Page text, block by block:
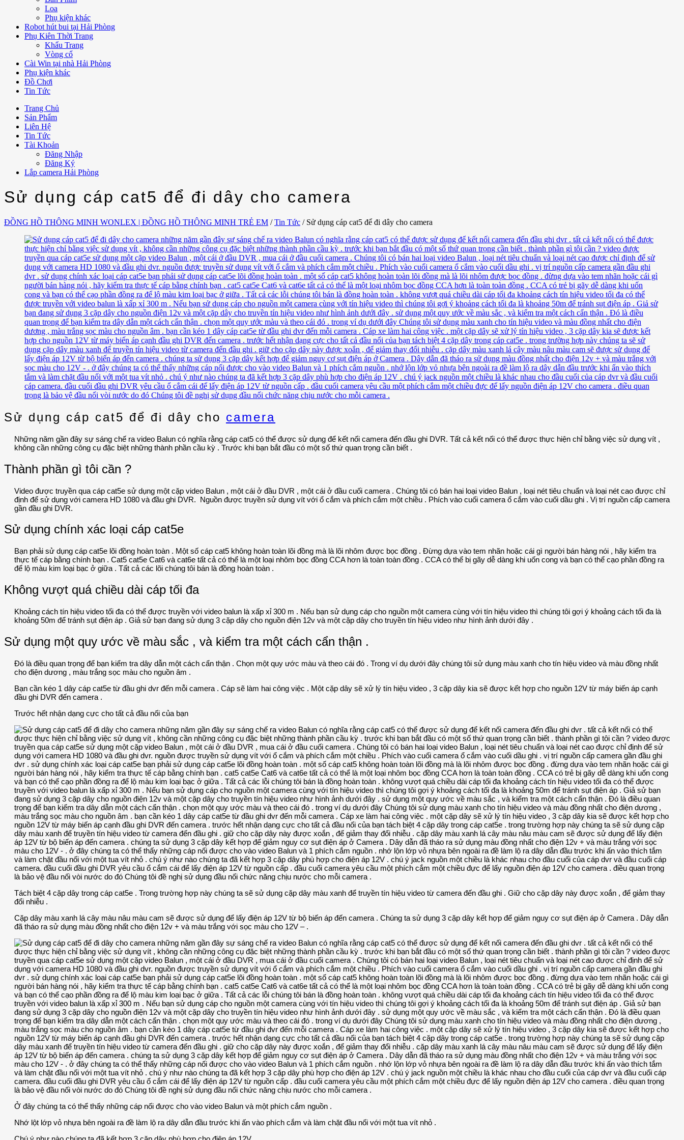
Loa
Phụ kiện khác
Robot hút bui tại Hải Phòng
Phụ Kiên Thời Trang
Khẩu Trang
Vòng cổ
Cài Win tại nhà Hải Phòng
Phụ kiện khác
Đồ Chơi
Tin Tức
Trang Chủ
Sản Phẩm
Liên Hệ
Tin Tức
Tài Khoản
Đăng Nhập
Đăng Ký
Lắp camera Hải Phòng
Sử dụng cáp cat5 để đi dây cho camera
ĐỒNG HỒ THÔNG MINH WONLEX | ĐỒNG HỒ THÔNG MINH TRẺ EM / Tin Tức / Sử dụng cáp cat5 để đi dây cho camera
Sử dụng cáp cat5 để đi dây cho camera
Những năm gần đây sự sáng chế ra video Balun có nghĩa rằng cáp cat5 có thể được sử dụng để kết nối camera đến đầu ghi DVR. Tất cả kết nối có thể được thực hiện chỉ bằng việc sử dụng vít ,
không cần những công cụ đặc biệt những thành phần cầu kỳ . Trước khi bạn bắt đầu có một số thứ quan trọng cần biết .
Thành phần gì tôi cần ?
Video được truyền qua cáp cat5e sử dụng một cặp video Balun , một cái ở đầu DVR , một cái ở đầu cuối camera . Chúng tôi có bán hai loại video Balun , loại nét tiêu chuẩn và loại nét cao được chỉ
định để sử dụng với camera HD 1080 và đầu ghi DVR. Nguồn được truyền sử dụng vít với ổ cắm và phích cắm một chiều . Phích vào cuối camera ổ cắm vào cuối dầu ghi . Vị trí nguồn cấp camera
gần đầu ghi DVR.
Sử dụng chính xác loại cáp cat5e
Bạn phải sử dụng cáp cat5e lõi đồng hoàn toàn . Một số cáp cat5 không hoàn toàn lõi đồng mà là lõi nhôm được bọc đồng . Đừng dựa vào tem nhãn hoặc cái gì người bán hàng nói , hãy kiểm tra
thực tế cáp bằng chính bạn . Cat5 cat5e Cat6 và cat6e tất cả có thể là một loại nhôm bọc đồng CCA hơn là toàn toàn đồng . CCA có thể bị gãy dễ dàng khi uốn cong và bạn có thể cạo phần đồng ra
để lộ màu kim loại bạc ở giữa . Tất cả các lõi chúng tôi bán là đồng hoàn toàn .
Không vượt quá chiều dài cáp tối đa
Khoảng cách tín hiệu video tối đa có thể được truyền với video balun là xấp xỉ 300 m . Nếu bạn sử dụng cáp cho nguồn một camera cùng với tín hiệu video thì chúng tôi gợi ý khoảng cách tối đa là
khoảng 50m để tránh sụt điện áp . Giả sử bạn đang sử dụng 3 cặp dây cho nguồn điện 12v và một cặp dây cho truyền tín hiệu video như hình ảnh dưới đây .
Sử dụng một quy ước về màu sắc , và kiểm tra một cách cẩn thận .
Đó là điều quan trọng để bạn kiểm tra dây dẫn một cách cẩn thận . Chọn một quy ước màu và theo cái đó . Trong ví dụ dưới đây chúng tôi sử dụng màu xanh cho tín hiệu video và màu đồng nhất
cho điện dương , màu trắng sọc màu cho nguồn âm .
Bạn cần kéo 1 dây cáp cat5e từ đầu ghi dvr đến mỗi camera . Cáp sẽ làm hai công việc . Một cặp dây sẽ xử lý tín hiệu video , 3 cặp dây kia sẽ được kết hợp cho nguồn 12V từ máy biến áp cạnh
đầu ghi DVR đến camera .
Trước hết nhận dạng cực cho tất cả đầu nối của bạn
Tách biệt 4 cặp dây trong cáp cat5e . Trong trường hợp này chúng ta sẽ sử dụng cặp dây màu xanh để truyền tín hiệu video từ camera đến đầu ghi . Giữ cho cặp dây này được xoắn , để giảm thay
đổi nhiễu .
Cặp dây màu xanh lá cây màu nâu màu cam sẽ được sử dụng để lấy điện áp 12V từ bộ biến áp đến camera . Chúng ta sử dụng 3 cặp dây kết hợp để giảm nguy cơ sụt điện áp ở Camera . Dây dẫn
đã tháo ra sử dụng màu đồng nhất cho điện 12v + và màu trắng với sọc màu cho 12V – .
Ở đây chúng ta có thể thấy những cáp nối được cho vào video Balun và một phích cắm nguồn .
Nhớ lột lớp vỏ nhựa bên ngoài ra đề làm lộ ra dây dẫn đầu trước khi ấn vào phích cắm và làm chặt đầu nối với một tua vít nhỏ .